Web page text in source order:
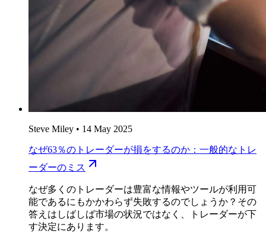
Steve Miley • 14 May 2025
なぜ63％のトレーダーが損をするのか：一般的なトレ
ーダーのミス
なぜ多くのトレーダーは豊富な情報やツールが利用可
能であるにもかかわらず失敗するのでしょうか？その
答えはしばしば市場の状況ではなく、トレーダーが下
す決定にあります。